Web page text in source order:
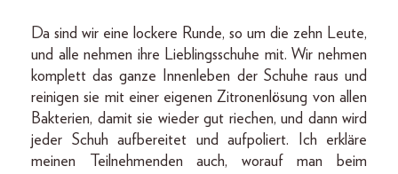
Da sind wir eine lockere Runde, so um die zehn Leute,
und alle nehmen ihre Lieblingsschuhe mit. Wir nehmen
komplett das ganze Innenleben der Schuhe raus und
reinigen sie mit einer eigenen Zitronenlösung von allen
Bakterien, damit sie wieder gut riechen, und dann wird
jeder Schuh aufbereitet und aufpoliert. Ich erkläre
meinen Teilnehmenden auch, worauf man beim